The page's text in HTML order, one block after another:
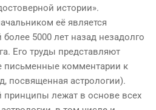
истории».
её является
5000 лет назад незадолго
Его труды представляют
письмен­ные комментарии к
посвящен­ная астрологии).
лежат в основе всех